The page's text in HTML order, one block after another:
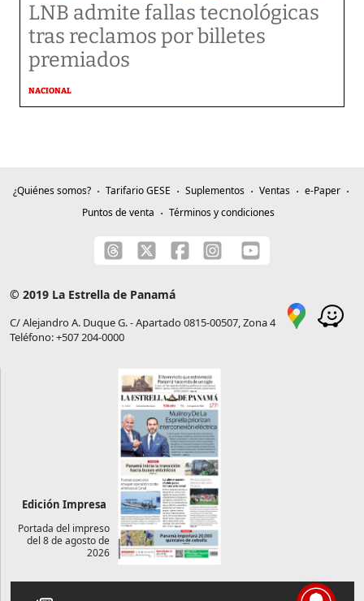
LNB admite fallas tecnológicas
tras reclamos por billetes
premiados
NACIONAL
¿Quiénes somos? Tarifario GESE Suplementos Ventas
e-Paper
Puntos de venta
Términos y condiciones
© 2019 La Estrella de Panamá
C/ Alejandro A. Duque G. - Apartado 0815-00507, Zona 4
Teléfono: +507 204-0000
Edición Impresa
Portada del impreso
del 8 de agosto de
2026